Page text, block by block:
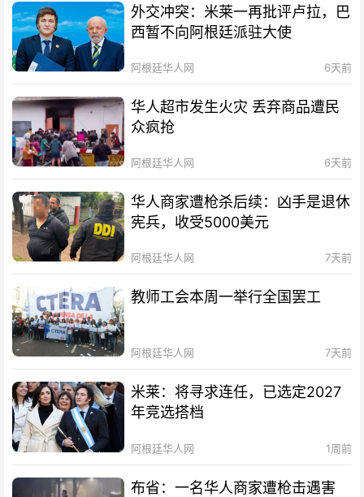
外交冲突：米莱一再批评卢拉，巴
西暂不向阿根廷派驻大使
阿根廷华人网 6天前
华人超市发生火灾 丢弃商品遭民
众疯抢
阿根廷华人网 6天前
华人商家遭枪杀后续：凶手是退休
宪兵，收受5000美元
阿根廷华人网 7天前
教师工会本周一举行全国罢工
阿根廷华人网 7天前
米莱：将寻求连任，已选定2027
年竞选搭档
阿根廷华人网 1周前
布省：一名华人商家遭枪击遇害